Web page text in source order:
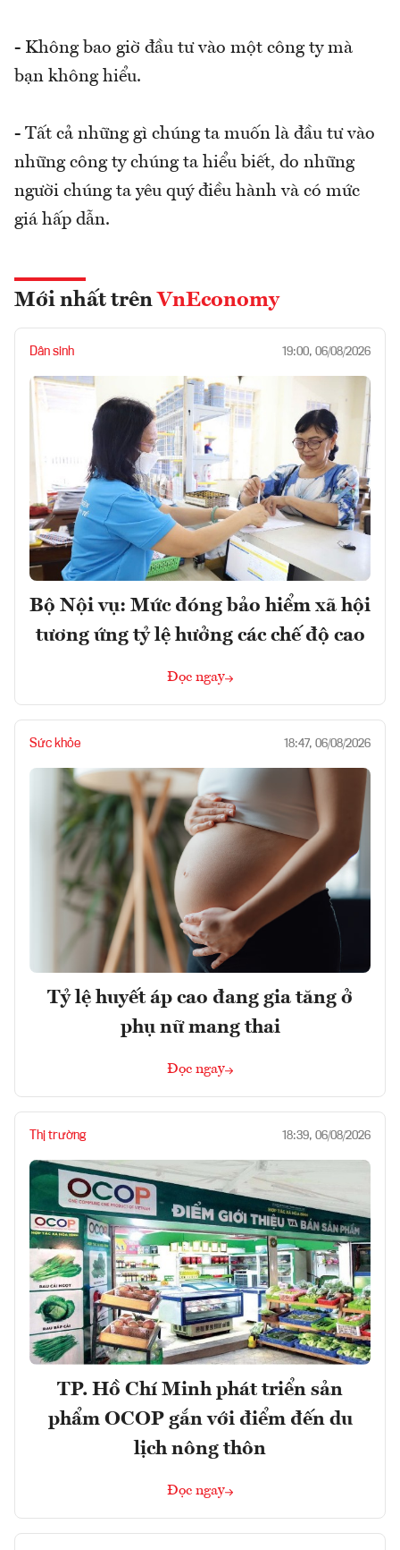
- Không bao giờ đầu tư vào một công ty mà
bạn không hiểu.
- Tất cả những gì chúng ta muốn là đầu tư vào
những công ty chúng ta hiểu biết, do những
người chúng ta yêu quý điều hành và có mức
giá hấp dẫn.
Mới nhất trên VnEconomy
Dân sinh 19:00, 06/08/2026
Bộ Nội vụ: Mức đóng bảo hiểm xã hội
tương ứng tỷ lệ hưởng các chế độ cao
Đọc ngay
Sức khỏe 18:47, 06/08/2026
Tỷ lệ huyết áp cao đang gia tăng ở
phụ nữ mang thai
Đọc ngay
Thị trường 18:39, 06/08/2026
TP. Hồ Chí Minh phát triển sản
phẩm OCOP gắn với điểm đến du
lịch nông thôn
Đọc ngay